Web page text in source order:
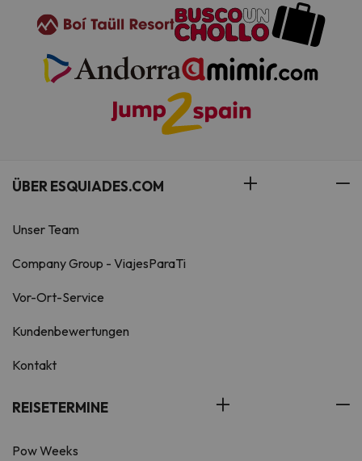
ÜBER ESQUIADES.COM
Unser Team
Company Group - ViajesParaTi
Vor-Ort-Service
Kundenbewertungen
Kontakt
REISETERMINE
Pow Weeks